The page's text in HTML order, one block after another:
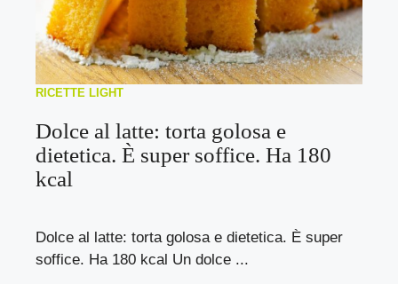
RICETTE LIGHT
Dolce al latte: torta golosa e
dietetica. È super soffice. Ha 180
kcal
Dolce al latte: torta golosa e dietetica. È super
soffice. Ha 180 kcal Un dolce ...